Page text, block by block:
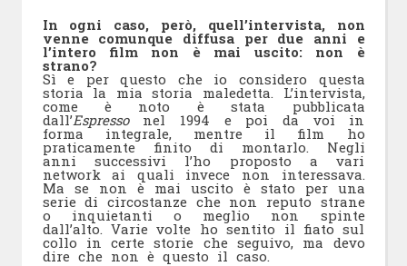
In ogni caso, però, quell’intervista, non
venne comunque diffusa per due anni e
l’intero film non è mai uscito: non è
strano?
Sì e per questo che io considero questa
storia la mia storia maledetta. L’intervista,
come è noto è stata pubblicata
dall’Espressonel 1994 e poi da voi in
forma integrale, mentre il film ho
praticamente finito di montarlo. Negli
anni successivi l’ho proposto a vari
network ai quali invece non interessava.
Ma se non è mai uscito è stato per una
serie di circostanze che non reputo strane
o inquietanti o meglio non spinte
dall’alto. Varie volte ho sentito il fiato sul
collo in certe storie che seguivo, ma devo
dire che non è questo il caso.